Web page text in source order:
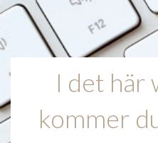
I det här
kommer